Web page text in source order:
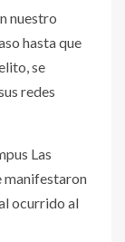
nuestro
hasta que
se
redes
Las
manifestaron
ocurrido al